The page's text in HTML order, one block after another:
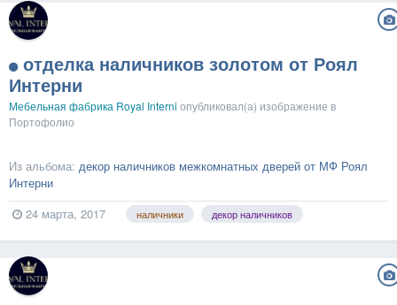
отделка наличников золотом от Роял
Интерни
Мебельная фабрика Royal Interni опубликовал(а) изображение в
Портофолио
Из альбома: декор наличников межкомнатных дверей от МФ Роял
Интерни
24 марта, 2017
наличники декор наличников